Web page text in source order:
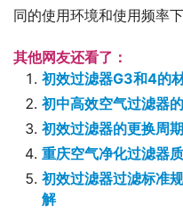
同的使用环境和使用频率
其他网友还看了：
初效过滤器G3和4的
初中高效空气过滤器
初效过滤器的更换周
重庆空气净化过滤器
初效过滤器过滤标准
解